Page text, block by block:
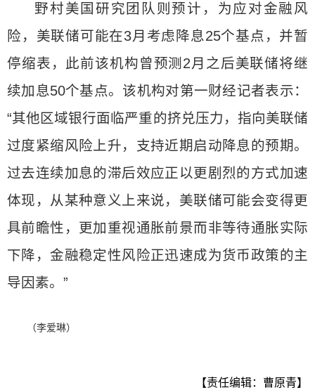
野村美国研究团队则预计，为应对金融风
险，美联储可能在3月考虑降息25个基点，并暂
停缩表，此前该机构曾预测2月之后美联储将继
续加息50个基点。该机构对第一财经记者表示：
“其他区域银行面临严重的挤兑压力，指向美联储
过度紧缩风险上升，支持近期启动降息的预期。
过去连续加息的滞后效应正以更剧烈的方式加速
体现，从某种意义上来说，美联储可能会变得更
具前瞻性，更加重视通胀前景而非等待通胀实际
下降，金融稳定性风险正迅速成为货币政策的主
导因素。”
（李爱琳）
【责任编辑：曹原青】